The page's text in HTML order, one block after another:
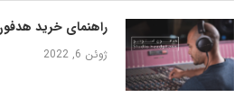
راهنمای خرید
ژوئن 6, 2022